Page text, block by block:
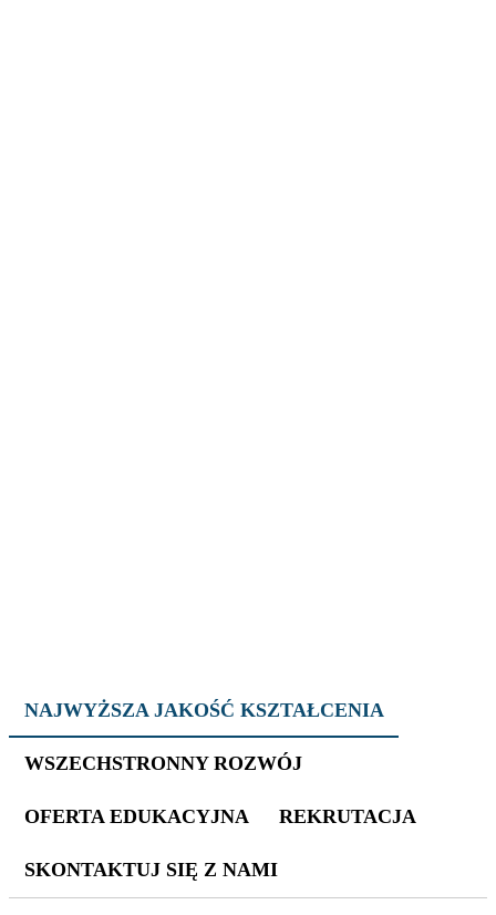
NAJWYŻSZA JAKOŚĆ KSZTAŁCENIA
WSZECHSTRONNY ROZWÓJ
OFERTA EDUKACYJNA REKRUTACJA
SKONTAKTUJ SIĘ Z NAMI